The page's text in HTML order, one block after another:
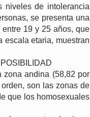
niveles de intolerancia
se presenta una
19 y 25 años, que
escala etaria, muestran
zona andina (58,82 por
son las zonas de
que los homosexuales